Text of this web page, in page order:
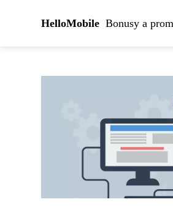
HelloMobile Bonusy a